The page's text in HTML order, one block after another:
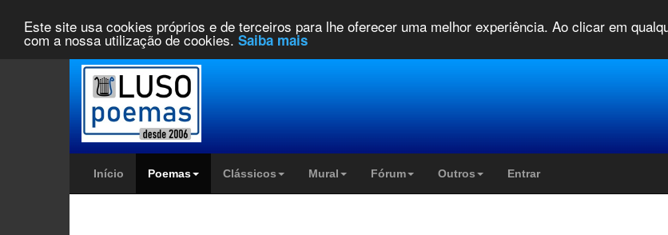
Este site usa cookies próprios e de terceiros para lhe oferecer uma melhor experiência. Ao clicar em
com a nossa utilização de cookies. Saiba mais
Início Poemas Clássicos Mural Fórum Outros Entrar